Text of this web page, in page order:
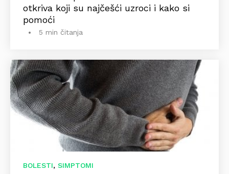
otkriva koji su najčešći uzroci i kako si
pomoći
5 min čitanja
BOLESTI, SIMPTOMI